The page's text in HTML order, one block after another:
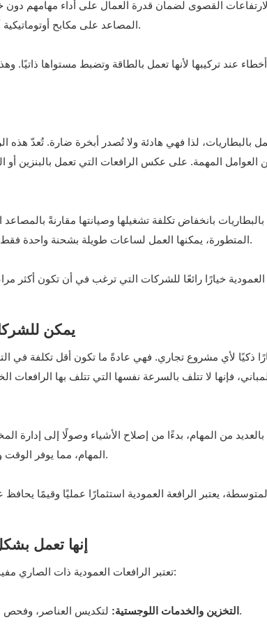
القصوى لضمان قدرة العمال على أداء مهامهم
المصاعد على مكابح أوتوماتيكية أو مستشعرات ميل لضمان مزيد من الأمان.
بالبطاريات، لذا فهي هادئة ولا تُصدر أبخرة ضارة. تُعدّ هذه
العوامل المهمة. على عكس الرافعات التي تعمل بالبنزين أو
بانخفاض تكلفة تشغيلها وصيانتها مقارنةً
المتطورة، يمكنها العمل لساعات طويلة بشحنة واحدة فقط. وفي النهاية، توفر أداءً موثوقًا طوال اليوم.
يمكن
ذكيًا لأي مشروع تجاري. فهي عادةً ما تكون أقل تكلفة في
فإنها لا تتلف بالسرعة نفسها التي تتلف بها الرافعات
من المهام، بدءًا من إصلاح الأشياء وصولًا إلى إدارة
المهام، مما يوفر الوقت والمال ويجنب عناء استئجار معدات إضافية.
إنها تعمل
تعتبر الرافعات العمودية ذات الصاري مفيدة للغاية في العديد من المجالات المختلفة:
التخزين والخدمات اللوجستية: لتكديس العناصر، وفحص المخزون، والوصول إلى الرفوف العالية.